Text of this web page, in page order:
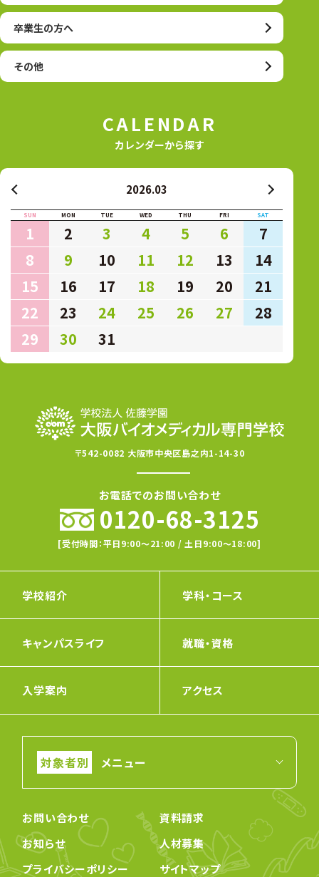
卒業生の方へ
その他
CALENDAR
カレンダーから探す
2026.03
SUN MON TUE WED THU FRI SAT
1 2 3 4 5 6
7
8
9 10 11 12 13
14
15
16 17 18 19 20
21
22
23 24 25 26 27
28
29
30 31
〒542-0082 大阪市中央区島之内1-14-30
お電話でのお問い合わせ
0120-68-3125
[受付時間：平日9:00〜21:00 / 土日9:00〜18:00]
学校紹介 学科・コース
キャンパスライフ 就職・資格
入学案内 アクセス
メニュー
お問い合わせ
資料請求
お知らせ
人材募集
プライバシーポリシー
サイトマップ